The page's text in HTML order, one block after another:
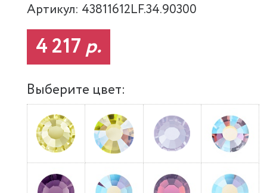
Артикул: 43811612LF.34.90300
4 217р.
Выберите цвет: